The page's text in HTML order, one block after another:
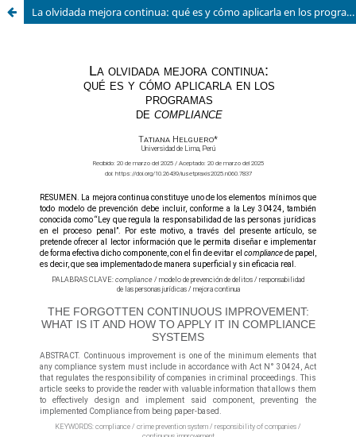
La olvidada mejora continua: qué es y cómo aplicarla en los programas de compliance